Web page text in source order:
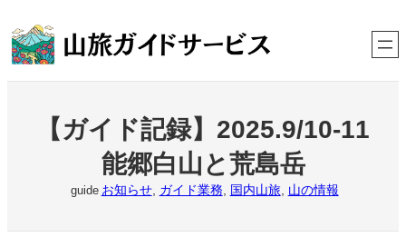
容
を
ス
キ
【ガイド記録】2025.9/10-11
能郷白山と荒島岳
guide お知らせ, ガイド業務, 国内山旅, 山の情報